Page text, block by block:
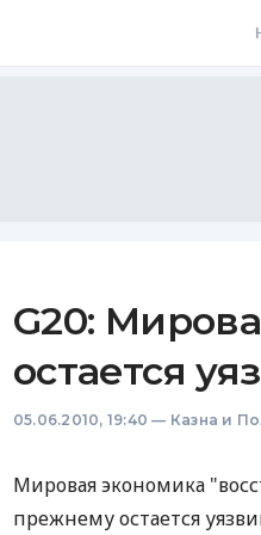
G20:
остается
05.06.2010, 19:40 — Казна и
Мировая экономика
прежнему остается